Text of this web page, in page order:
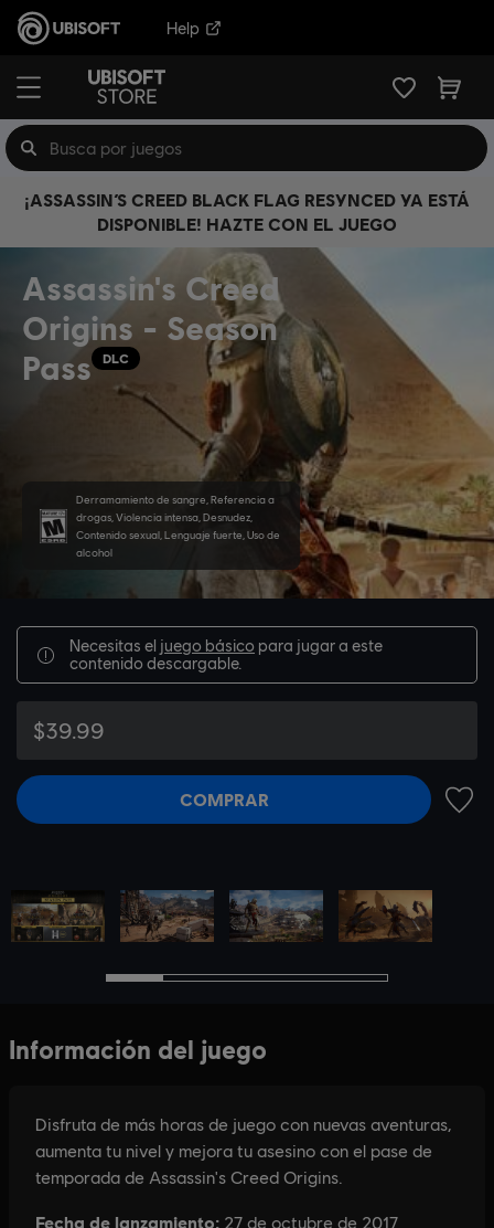
Help
¡ASSASSIN’S CREED BLACK FLAG RESYNCED YA ESTÁ
DISPONIBLE! HAZTE CON EL JUEGO
Derramamiento de sangre, Referencia a
drogas, Violencia intensa, Desnudez,
Contenido sexual, Lenguaje fuerte, Uso de
alcohol
Assassin's Creed
Origins - Season
Pass
DLC
Necesitas el juego básico para jugar a este
contenido descargable.
$39.99
COMPRAR